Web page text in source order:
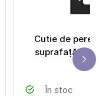
Cutie de
suprafață DS-
În stoc